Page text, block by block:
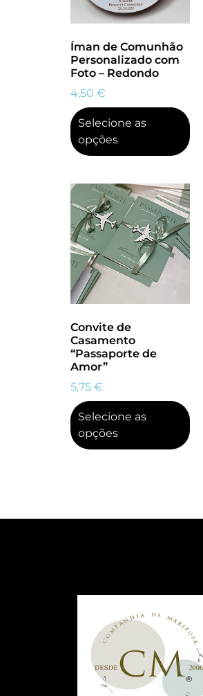
Íman de Comunhão
Personalizado com
Foto – Redondo
4,50 €
Selecione as
opções
Convite de
Casamento
“Passaporte de
Amor”
5,75 €
Selecione as
opções